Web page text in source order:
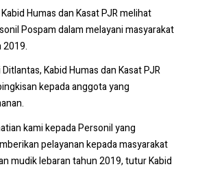
Humas dan Kasat PJR melihat
Pospam dalam melayani masyarakat
2019.
Kabid Humas dan Kasat PJR
kepada anggota yang
kami kepada Personil yang
pelayanan kepada masyarakat
mudik lebaran tahun 2019, tutur Kabid